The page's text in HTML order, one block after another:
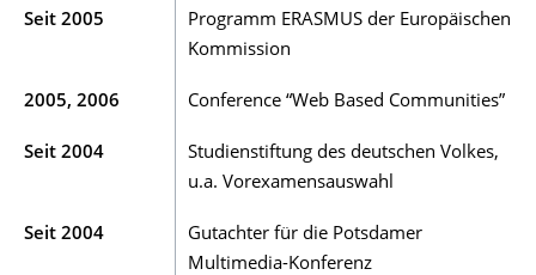
Seit 2005
Programm ERASMUS der Europäischen
Kommission
2005, 2006 Conference “Web Based Communities”
Seit 2004
Studienstiftung des deutschen Volkes,
u.a. Vorexamensauswahl
Seit 2004
Gutachter für die Potsdamer
Multimedia-Konferenz